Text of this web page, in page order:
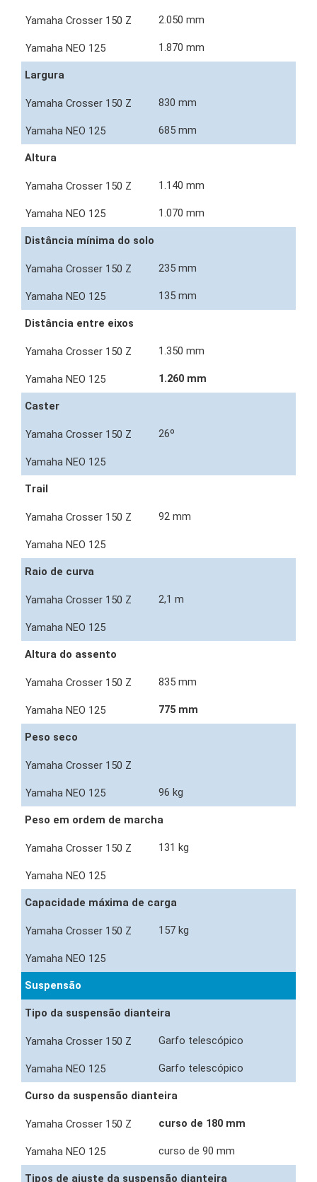
2.050 mm
1.870 mm
Largura
830 mm
685 mm
Altura
1.140 mm
1.070 mm
Distância mínima do solo
235 mm
135 mm
Distância entre eixos
1.350 mm
1.260 mm
Caster
26º
Trail
92 mm
Raio de curva
2,1 m
Altura do assento
835 mm
775 mm
Peso seco
96 kg
Peso em ordem de marcha
131 kg
Capacidade máxima de carga
157 kg
Suspensão
Tipo da suspensão dianteira
Garfo telescópico
Garfo telescópico
Curso da suspensão dianteira
curso de 180 mm
curso de 90 mm
Tipos de ajuste da suspensão dianteira